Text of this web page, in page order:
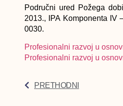
Područni ured Požega
2013., IPA Komponenta IV
0030.
Profesionalni razvoj u
Profesionalni razvoj u
PRETHODNI